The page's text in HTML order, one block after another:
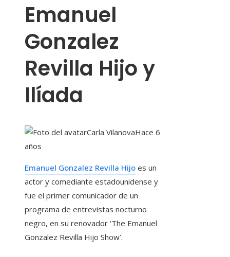
Emanuel
Gonzalez
Revilla Hijo y
Ilíada
Carla VilanovaHace 6
años
Emanuel Gonzalez Revilla Hijo es un
actor y comediante estadounidense y
fue el primer comunicador de un
programa de entrevistas nocturno
negro, en su renovador ‘The Emanuel
Gonzalez Revilla Hijo Show’.